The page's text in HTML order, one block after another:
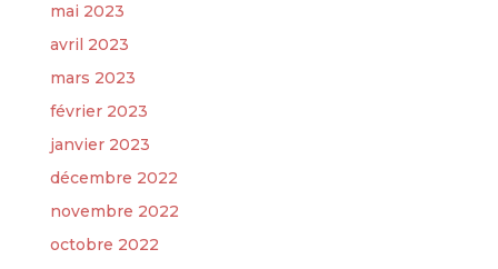
mai 2023
avril 2023
mars 2023
février 2023
janvier 2023
décembre 2022
novembre 2022
octobre 2022